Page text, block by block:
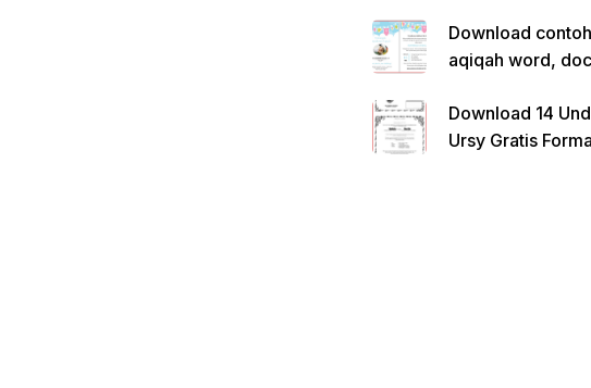
Download
aqiqah word,
Download 14
Ursy Gratis